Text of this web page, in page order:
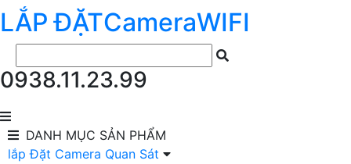
LẮP ĐẶTCameraWIFI
0938.11.23.99
DANH MỤC SẢN PHẨM
lắp Đặt Camera Quan Sát